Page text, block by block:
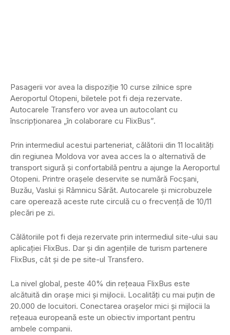
Pasagerii vor avea la dispoziție 10 curse zilnice spre
Aeroportul Otopeni, biletele pot fi deja rezervate.
Autocarele Transfero vor avea un autocolant cu
înscripționarea „în colaborare cu FlixBus”.
Prin intermediul acestui parteneriat, călătorii din 11 localități
din regiunea Moldova vor avea acces la o alternativă de
transport sigură și confortabilă pentru a ajunge la Aeroportul
Otopeni. Printre orașele deservite se numără Focșani,
Buzău, Vaslui și Râmnicu Sărăt. Autocarele și microbuzele
care operează aceste rute circulă cu o frecvență de 10/11
plecări pe zi.
Călătoriile pot fi deja rezervate prin intermediul site-ului sau
aplicației FlixBus. Dar și din agențiile de turism partenere
FlixBus, cât și de pe site-ul Transfero.
La nivel global, peste 40% din rețeaua FlixBus este
alcătuită din orașe mici și mijlocii. Localități cu mai puțin de
20.000 de locuitori. Conectarea orașelor mici și mijlocii la
rețeaua europeană este un obiectiv important pentru
ambele companii.